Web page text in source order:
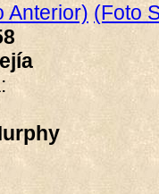
Anterior) (Foto